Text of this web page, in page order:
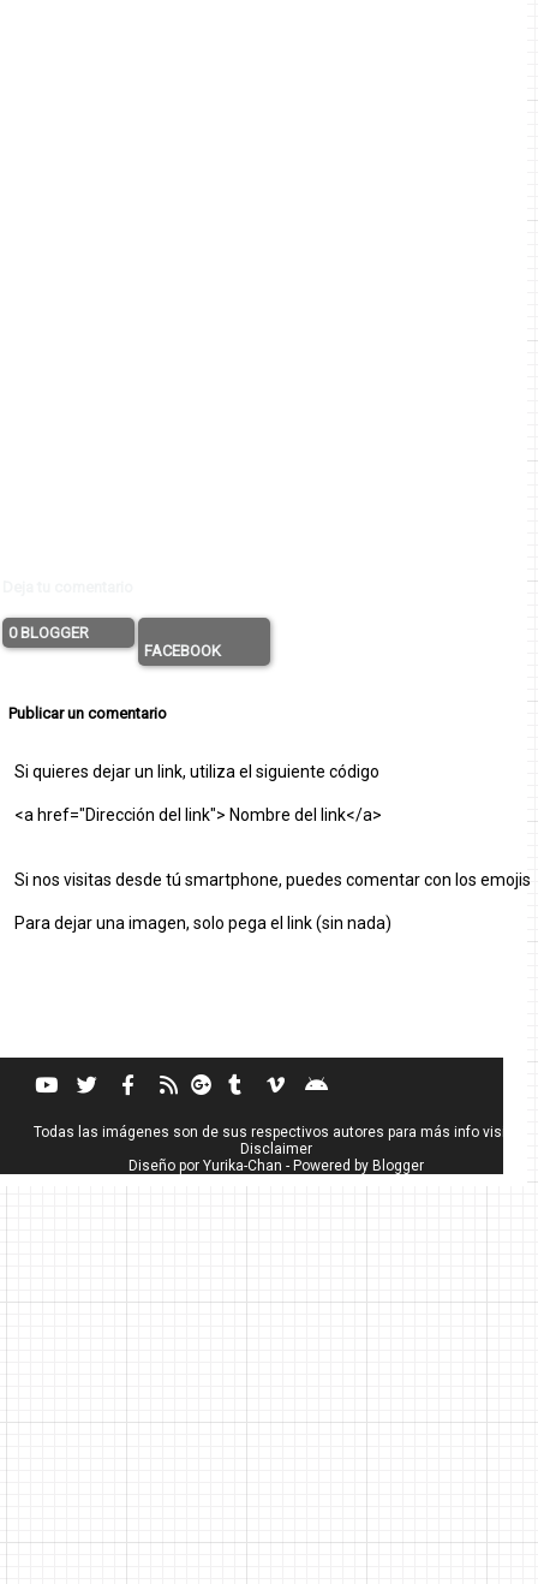
0 BLOGGER
FACEBOOK
Publicar un comentario
Si quieres dejar un link, utiliza el siguiente código
<a href="Dirección del link"> Nombre del link</a>
Si nos visitas desde tú smartphone, puedes comentar con los emojis
Para dejar una imagen, solo pega el link (sin nada)
Todas las imágenes son de sus respectivos autores para más info visita
Disclaimer
Diseño por Yurika-Chan - Powered by Blogger